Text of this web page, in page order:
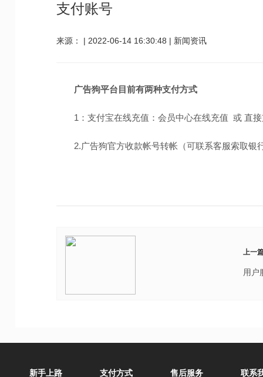
支付账号
来源： | 2022-06-14 16:30:48 | 新闻资讯
广告狗平台目前有两种支付方式
1：支付宝在线充值：会员中心在线充值 或 直
2.广告狗官方收款帐号转帐（可联系客服索取银
上一
用户
新手上路 支付方式 售后服务 联系